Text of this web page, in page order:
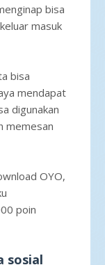
bisa
masuk
bisa
mendapat
digunakan
memesan
OYO,
poin
sosial